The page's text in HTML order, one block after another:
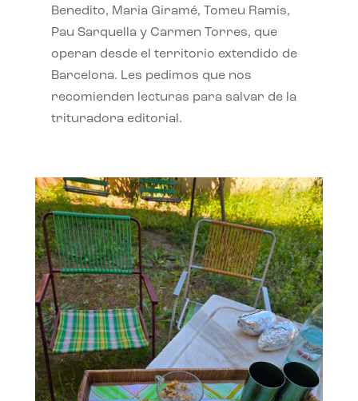
Benedito, Maria Giramé, Tomeu Ramis,
Pau Sarquella y Carmen Torres, que
operan desde el territorio extendido de
Barcelona. Les pedimos que nos
recomienden lecturas para salvar de la
trituradora editorial.